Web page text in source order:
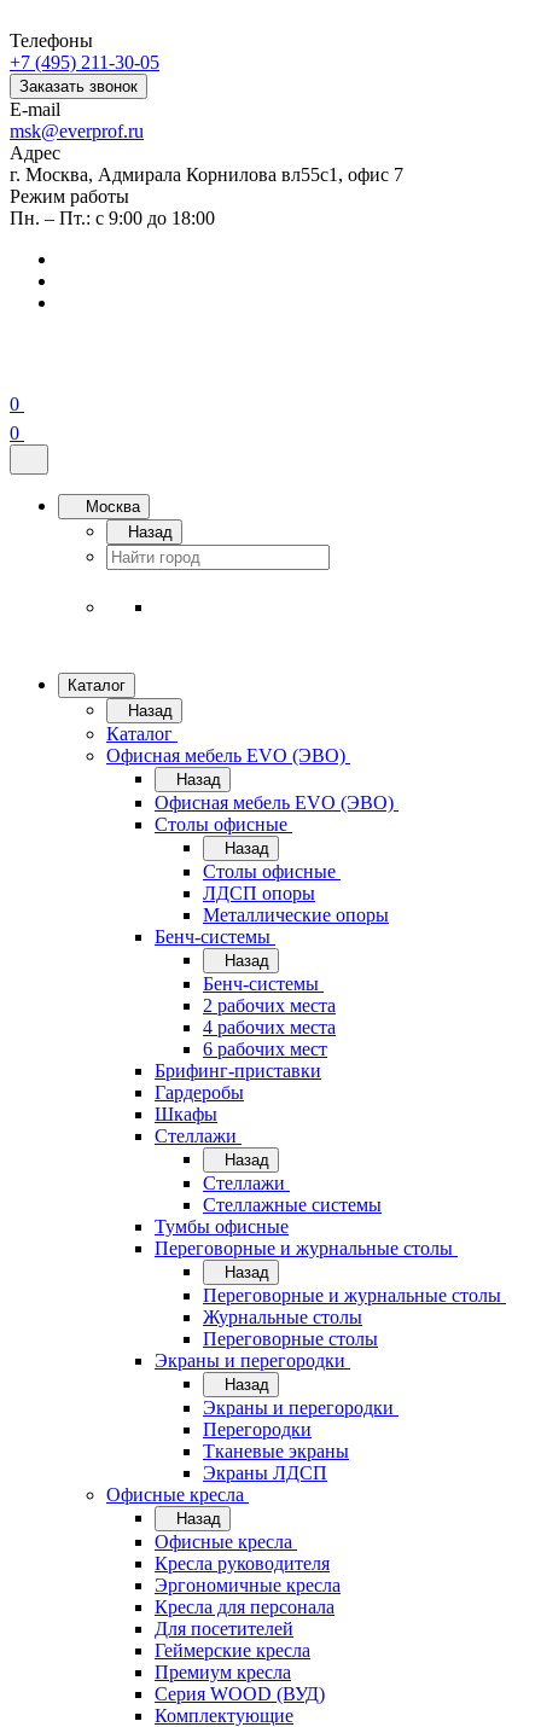
Телефоны
+7 (495) 211-30-05
Заказать звонок
E-mail
msk@everprof.ru
Адрес
г. Москва, Адмирала Корнилова вл55с1, офис 7
Режим работы
Пн. – Пт.: с 9:00 до 18:00
0
0
Москва
Назад
Каталог
Назад
Каталог
Офисная мебель EVO (ЭВО)
Назад
Офисная мебель EVO (ЭВО)
Cтолы офисные
Назад
Cтолы офисные
ЛДСП опоры
Металлические опоры
Бенч-системы
Назад
Бенч-системы
2 рабочих места
4 рабочих места
6 рабочих мест
Брифинг-приставки
Гардеробы
Шкафы
Стеллажи
Назад
Стеллажи
Стеллажные системы
Тумбы офисные
Переговорные и журнальные столы
Назад
Переговорные и журнальные столы
Журнальные столы
Переговорные столы
Экраны и перегородки
Назад
Экраны и перегородки
Перегородки
Тканевые экраны
Экраны ЛДСП
Офисные кресла
Назад
Офисные кресла
Кресла руководителя
Эргономичные кресла
Кресла для персонала
Для посетителей
Геймерские кресла
Премиум кресла
Серия WOOD (ВУД)
Комплектующие